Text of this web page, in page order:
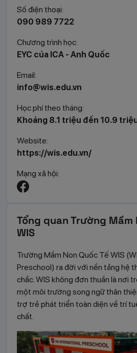
Số điện thoại:
090 989 7722
Chương trình học:
EYC của ICA - Anh Quốc
Email:
info@wis.edu.vn
Học phí theo tháng:
Khoảng 8.1 triệu đến 10.9
Website:
https://wis.edu.vn/
Mạng xã hội:
Tổng quan Trường Mầm
WIS
Trường Mầm Non Quốc Tế WIS
Preschool) ra đời với nền tảng hệ
chắc. WIS không đơn thuần là nơi
một môi trường song ngữ thân
trợ trẻ phát triển toàn diện về trí
chất.